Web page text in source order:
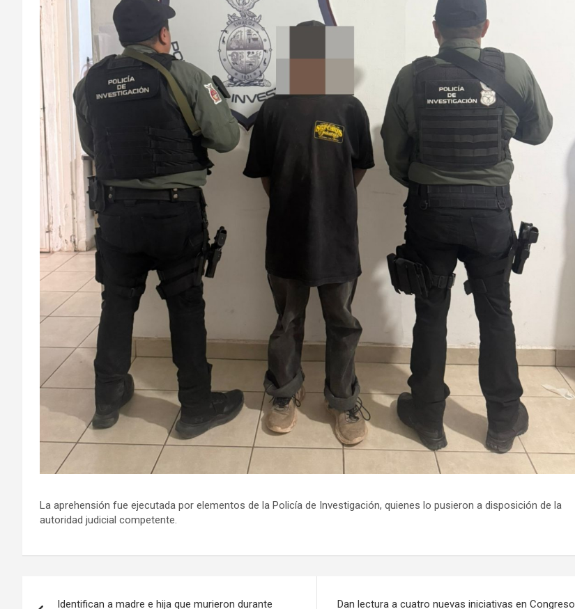
La aprehensión fue ejecutada por elementos de la Policía de Investigación, quienes lo pusieron a disposición de la
autoridad judicial competente.
Identifican a madre e hija que murieron durante Dan lectura a cuatro nuevas iniciativas en Congreso